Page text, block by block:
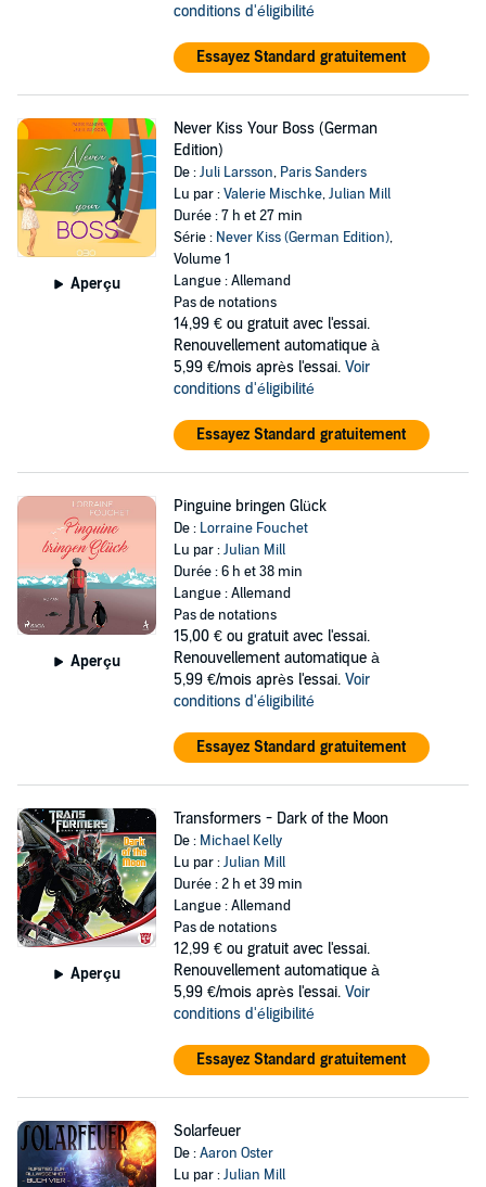
conditions d'éligibilité
Essayez Standard gratuitement
Aperçu
Never Kiss Your Boss (German
Edition)
De :Juli Larsson, Paris Sanders
Lu par :Valerie Mischke,Julian Mill
Durée : 7 h et 27 min
Série : Never Kiss (German Edition),
Volume 1
Langue : Allemand
Pas de notations
14,99 € ou gratuit avec l'essai.
Renouvellement automatique à
5,99 €/mois après l'essai. Voir
conditions d'éligibilité
Essayez Standard gratuitement
Aperçu
Pinguine bringen Glück
De : Lorraine Fouchet
Lu par :Julian Mill
Durée : 6 h et 38 min
Langue : Allemand
Pas de notations
15,00 € ou gratuit avec l'essai.
Renouvellement automatique à
5,99 €/mois après l'essai. Voir
conditions d'éligibilité
Essayez Standard gratuitement
Aperçu
Transformers - Dark of the Moon
De : Michael Kelly
Lu par :Julian Mill
Durée : 2 h et 39 min
Langue : Allemand
Pas de notations
12,99 € ou gratuit avec l'essai.
Renouvellement automatique à
5,99 €/mois après l'essai. Voir
conditions d'éligibilité
Essayez Standard gratuitement
Solarfeuer
De :Aaron Oster
Lu par :Julian Mill